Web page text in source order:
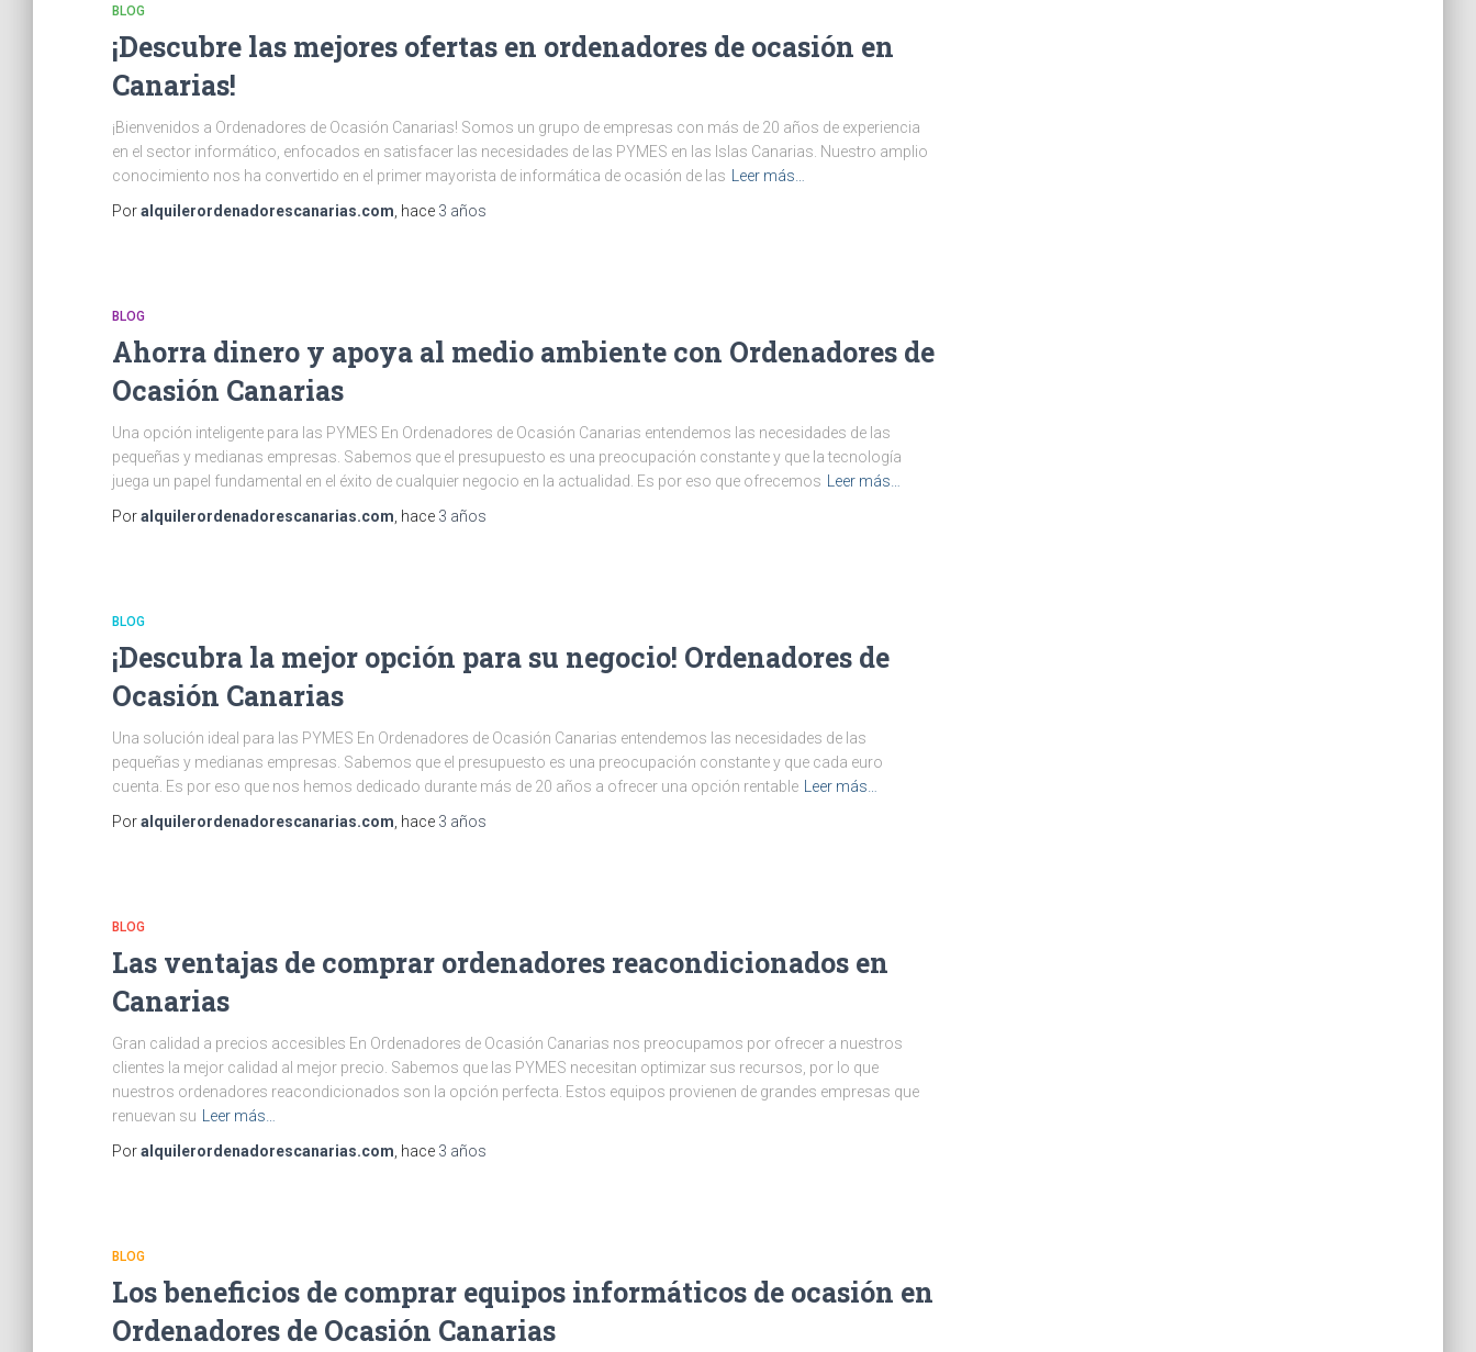
BLOG
¡Descubre las mejores ofertas en ordenadores de ocasión en
Canarias!
¡Bienvenidos a Ordenadores de Ocasión Canarias! Somos un grupo de empresas con más de 20 años de experiencia
en el sector informático, enfocados en satisfacer las necesidades de las PYMES en las Islas Canarias. Nuestro amplio
conocimiento nos ha convertido en el primer mayorista de informática de ocasión de las
Leer más…
Poralquilerordenadorescanarias.com , hace 3 años
BLOG
Ahorra dinero y apoya al medio ambiente con Ordenadores de
Ocasión Canarias
Una opción inteligente para las PYMES En Ordenadores de Ocasión Canarias entendemos las necesidades de las
pequeñas y medianas empresas. Sabemos que el presupuesto es una preocupación constante y que la tecnología
juega un papel fundamental en el éxito de cualquier negocio en la actualidad. Es por eso que ofrecemos
Leer más…
Poralquilerordenadorescanarias.com , hace 3 años
BLOG
¡Descubra la mejor opción para su negocio! Ordenadores de
Ocasión Canarias
Una solución ideal para las PYMES En Ordenadores de Ocasión Canarias entendemos las necesidades de las
pequeñas y medianas empresas. Sabemos que el presupuesto es una preocupación constante y que cada euro
cuenta. Es por eso que nos hemos dedicado durante más de 20 años a ofrecer una opción rentable
Leer más…
Poralquilerordenadorescanarias.com , hace 3 años
BLOG
Las ventajas de comprar ordenadores reacondicionados en
Canarias
Gran calidad a precios accesibles En Ordenadores de Ocasión Canarias nos preocupamos por ofrecer a nuestros
clientes la mejor calidad al mejor precio. Sabemos que las PYMES necesitan optimizar sus recursos, por lo que
nuestros ordenadores reacondicionados son la opción perfecta. Estos equipos provienen de grandes empresas que
renuevan su
Leer más…
Poralquilerordenadorescanarias.com , hace 3 años
BLOG
Los beneficios de comprar equipos informáticos de ocasión en
Ordenadores de Ocasión Canarias